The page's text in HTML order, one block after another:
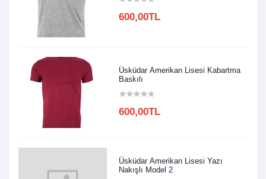
600,00TL
Üsküdar Amerikan Lisesi Kabartma
Baskılı
600,00TL
Üsküdar Amerikan Lisesi Yazı
Nakışlı Model 2